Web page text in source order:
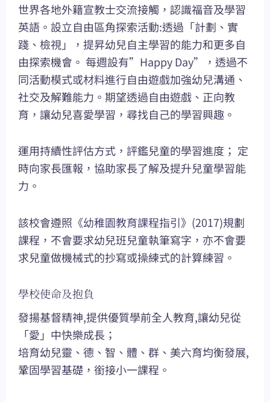
世界各地外籍宣教士交流接觸，認識福音及學習
英語。設立自由區角探索活動:透過「計劃、實
踐、檢視」，提昇幼兒自主學習的能力和更多自
由探索機會。 每週設有”Happy Day”，透過不
同活動模式或材料進行自由遊戲加強幼兒溝通、
社交及解難能力。期望透過自由遊戲、正向教
育，讓幼兒喜愛學習，尋找自己的學習興趣。
運用持續性評估方式，評鑑兒童的學習進度； 定
時向家長匯報，協助家長了解及提升兒童學習能
力。
該校會遵照《幼稚園教育課程指引》(2017)規劃
課程，不會要求幼兒班兒童執筆寫字，亦不會要
求兒童做機械式的抄寫或操練式的計算練習。
學校使命及抱負
發揚基督精神,提供優質學前全人教育,讓幼兒從
「愛」中快樂成長；
培育幼兒靈、德、智、體、群、美六育均衡發展,
鞏固學習基礎，銜接小一課程。